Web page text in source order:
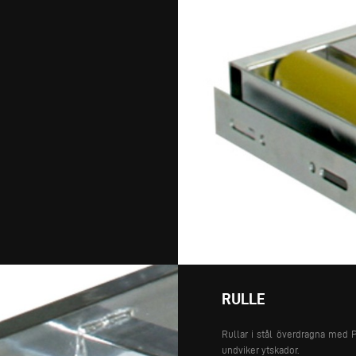
RULLE
Rullar i stål överdragna med
undviker ytskador.